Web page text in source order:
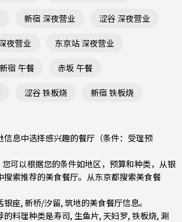
新宿 深夜营业 涩谷 深夜营业
夜营业 东京站 深夜营业
新宿 午餐 赤坂 午餐
涩谷 铁板烧 新宿 铁板烧
息中选择感兴趣的餐厅（条件：受理预
您可以根据您的条件如地区，预算和种类，从银
索推荐的美食餐厅。从东京都搜索美食餐
银座, 新桥/汐留, 筑地的美食餐厅信息。
的料理种类是寿司, 生鱼片, 天妇罗, 铁板烧, 涮